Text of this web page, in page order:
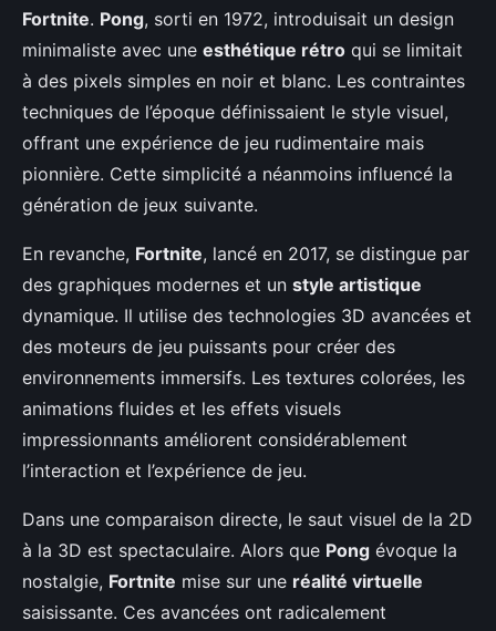
Fortnite. Pong, sorti en 1972, introduisait un design
minimaliste avec une esthétique rétro qui se limitait
à des pixels simples en noir et blanc. Les contraintes
techniques de l’époque définissaient le style visuel,
offrant une expérience de jeu rudimentaire mais
pionnière. Cette simplicité a néanmoins influencé la
génération de jeux suivante.
En revanche, Fortnite, lancé en 2017, se distingue par
des graphiques modernes et un style artistique
dynamique. Il utilise des technologies 3D avancées et
des moteurs de jeu puissants pour créer des
environnements immersifs. Les textures colorées, les
animations fluides et les effets visuels
impressionnants améliorent considérablement
l’interaction et l’expérience de jeu.
Dans une comparaison directe, le saut visuel de la 2D
à la 3D est spectaculaire. Alors que Pong évoque la
nostalgie, Fortnite mise sur une réalité virtuelle
saisissante. Ces avancées ont radicalement